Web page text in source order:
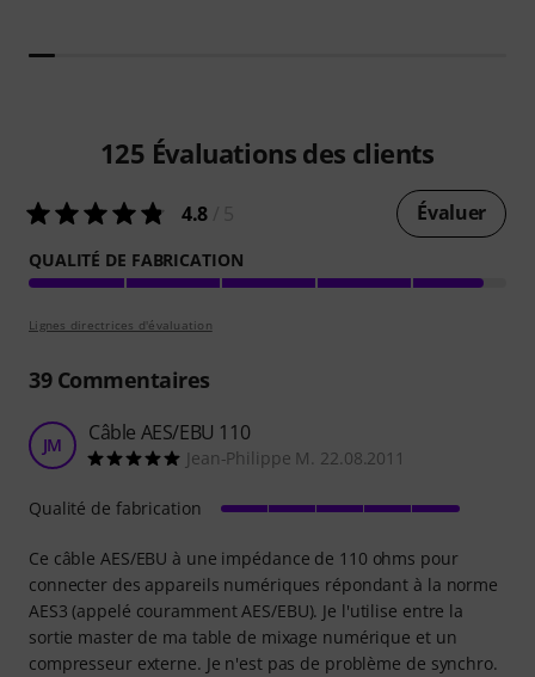
125 Évaluations des clients
4.8 Évaluer
QUALITÉ DE FABRICATION
Lignes directrices d'évaluation
39Commentaires
JM Câble AES/EBU 110
Jean-Philippe M. 22.08.2011
Ce câble AES/EBU à une impédance de 110 ohms pour
connecter des appareils numériques répondant à la norme
AES3 (appelé couramment AES/EBU). Je l'utilise entre la
sortie master de ma table de mixage numérique et un
compresseur externe. Je n'est pas de problème de synchro.
Qualité de fabrication